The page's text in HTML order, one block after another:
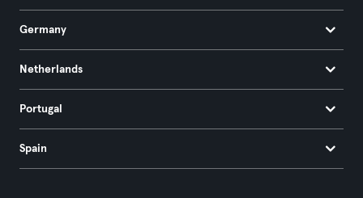
Germany
Netherlands
Portugal
Spain